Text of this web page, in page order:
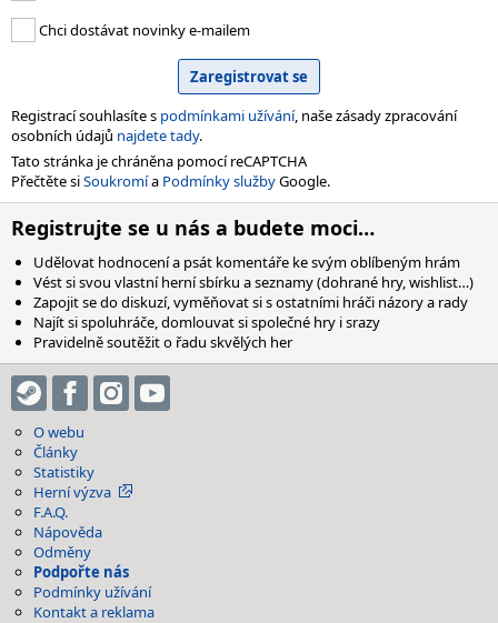
Chci dostávat novinky e-mailem
Registrací souhlasíte s podmínkami užívání, naše zásady zpracování
osobních údajů najdete tady.
Tato stránka je chráněna pomocí reCAPTCHA
Přečtěte siSoukromía Podmínky službyGoogle.
Registrujte se u nás a budete moci…
Udělovat hodnocení a psát komentáře ke svým oblíbeným hrám
Vést si svou vlastní herní sbírku a seznamy (dohrané hry, wishlist…)
Zapojit se do diskuzí, vyměňovat si s ostatními hráči názory a rady
Najít si spoluhráče, domlouvat si společné hry i srazy
Pravidelně soutěžit o řadu skvělých her
O webu
Články
Statistiky
Herní výzva
F.A.Q.
Nápověda
Odměny
Podpořte nás
Podmínky užívání
Kontakt a reklama